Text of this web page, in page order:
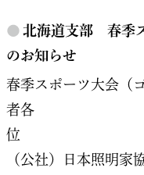
● 北海道支部 春季
のお知らせ
春季スポーツ大会（
者各
（公社）日本照明家